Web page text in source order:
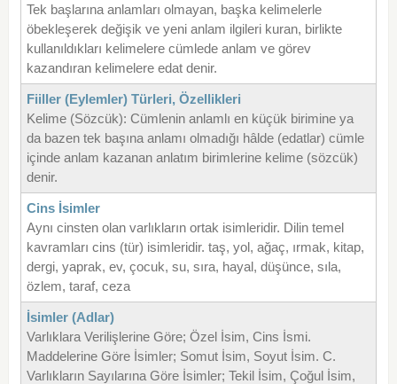
Tek başlarına anlamları olmayan, başka kelimelerle
öbekleşerek değişik ve yeni anlam ilgileri kuran, birlikte
kullanıldıkları kelimelere cümlede anlam ve görev
kazandıran kelimelere edat denir.
Fiiller (Eylemler) Türleri, Özellikleri
Kelime (Sözcük): Cümlenin anlamlı en küçük birimine ya
da bazen tek başına anlamı olmadığı hâlde (edatlar) cümle
içinde anlam kazanan anlatım birimlerine kelime (sözcük)
denir.
Cins İsimler
Aynı cinsten olan varlıkların ortak isimleridir. Dilin temel
kavramları cins (tür) isimleridir. taş, yol, ağaç, ırmak, kitap,
dergi, yaprak, ev, çocuk, su, sıra, hayal, düşünce, sıla,
özlem, taraf, ceza
İsimler (Adlar)
Varlıklara Verilişlerine Göre; Özel İsim, Cins İsmi.
Maddelerine Göre İsimler; Somut İsim, Soyut İsim. C.
Varlıkların Sayılarına Göre İsimler; Tekil İsim, Çoğul İsim,